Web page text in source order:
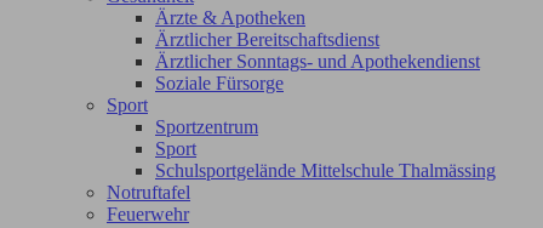
Ärzte & Apotheken
Ärztlicher Bereitschaftsdienst
Ärztlicher Sonntags- und Apothekendienst
Soziale Fürsorge
Sport
Sportzentrum
Sport
Schulsportgelände Mittelschule Thalmässing
Notruftafel
Feuerwehr